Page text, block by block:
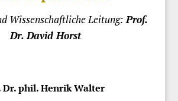
Wissenschaftliche Leitung:Prof.
Dr. David Horst
Dr. phil. Henrik Walter